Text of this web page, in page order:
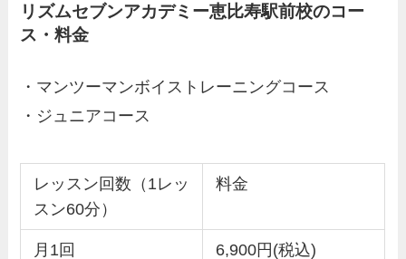
リズムセブンアカデミー恵比寿駅前校のコー
ス・料金
・マンツーマンボイストレーニングコース
・ジュニアコース
レッスン回数（1レッ
スン60分）
料金
月1回 6,900円(税込)